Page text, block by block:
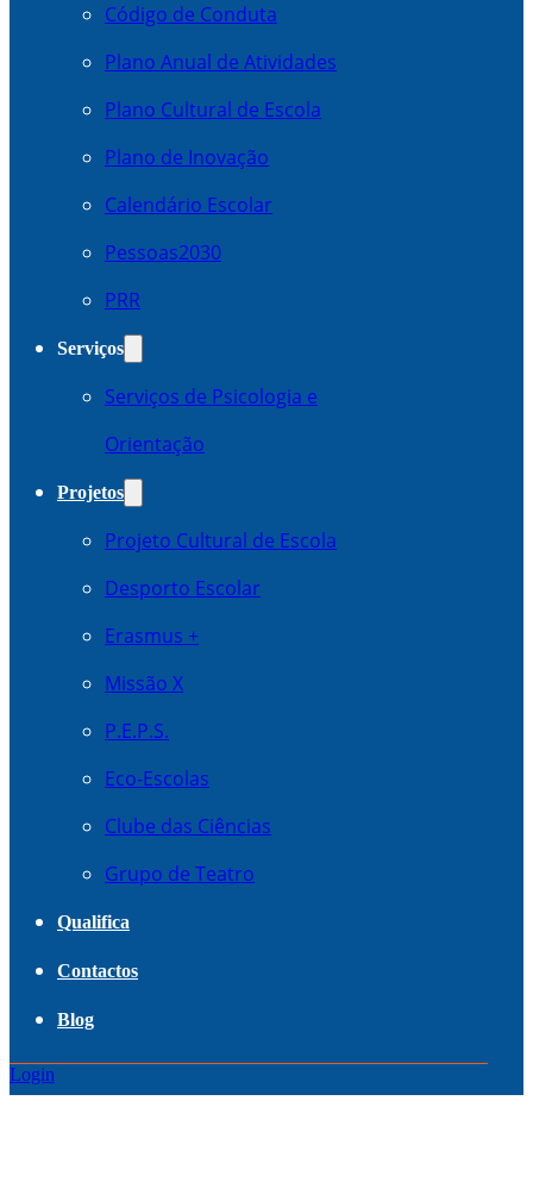
Código de Conduta
Plano Anual de Atividades
Plano Cultural de Escola
Plano de Inovação
Calendário Escolar
Pessoas2030
PRR
Serviços
Serviços de Psicologia e
Orientação
Projetos
Projeto Cultural de Escola
Desporto Escolar
Erasmus +
Missão X
P.E.P.S.
Eco-Escolas
Clube das Ciências
Grupo de Teatro
Qualifica
Contactos
Blog
Login